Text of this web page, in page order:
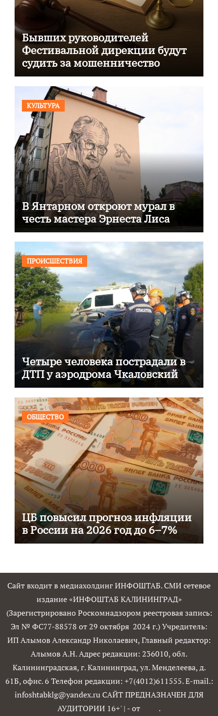
Бывших руководителей
Фестивальной дирекции будут
судить за мошенничество
КУЛЬТУРА
В Янтарном откроют мурал в
честь мастера Эрнеста Лиса
ПРОИСШЕСТВИЯ
Четыре человека пострадали в
ДТП у аэродрома Чкаловский
ОБЩЕСТВО
ЦБ повысил прогноз инфляции
в России на 2026 год до 6–7%
Сайт входит в медиахолдинг ИНФОШТАБ. СМИ сетевое
издание «ИНФОШТАБ КАЛИНИНГРАД»
(Зарегистрировано Роскомнадзором реестровая запись:
Эл № ФС77-88578 от 29 октября 2024 г.) Учредитель:
ИП Алымов Александр Николаевич, Главный редактор:
Алымов А.Н. Адрес редакции: 236010, обл.
Калининградская, г. Калининград, ул. Менделеева, д.
61Б, офис. 6 Телефон редакции: +7(4012)611555. E-mail.:
infoshtabklg@yandex.ru САЙТ ПРЕДНАЗНАЧЕН ДЛЯ
АУДИТОРИИ 16+' | - от .